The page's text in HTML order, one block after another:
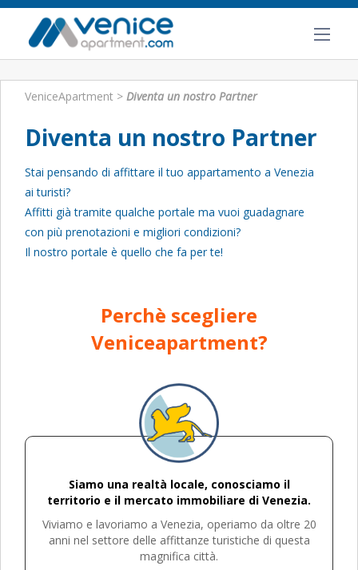
VeniceApartment > Diventa un nostro Partner
Diventa un nostro Partner
Stai pensando di affittare il tuo appartamento a Venezia
ai turisti?
Affitti già tramite qualche portale ma vuoi guadagnare
con più prenotazioni e migliori condizioni?
Il nostro portale è quello che fa per te!
Perchè scegliere
Veniceapartment?
Siamo una realtà locale, conosciamo il
territorio e il mercato immobiliare di Venezia.
Viviamo e lavoriamo a Venezia, operiamo da oltre 20
anni nel settore delle affittanze turistiche di questa
magnifica città.